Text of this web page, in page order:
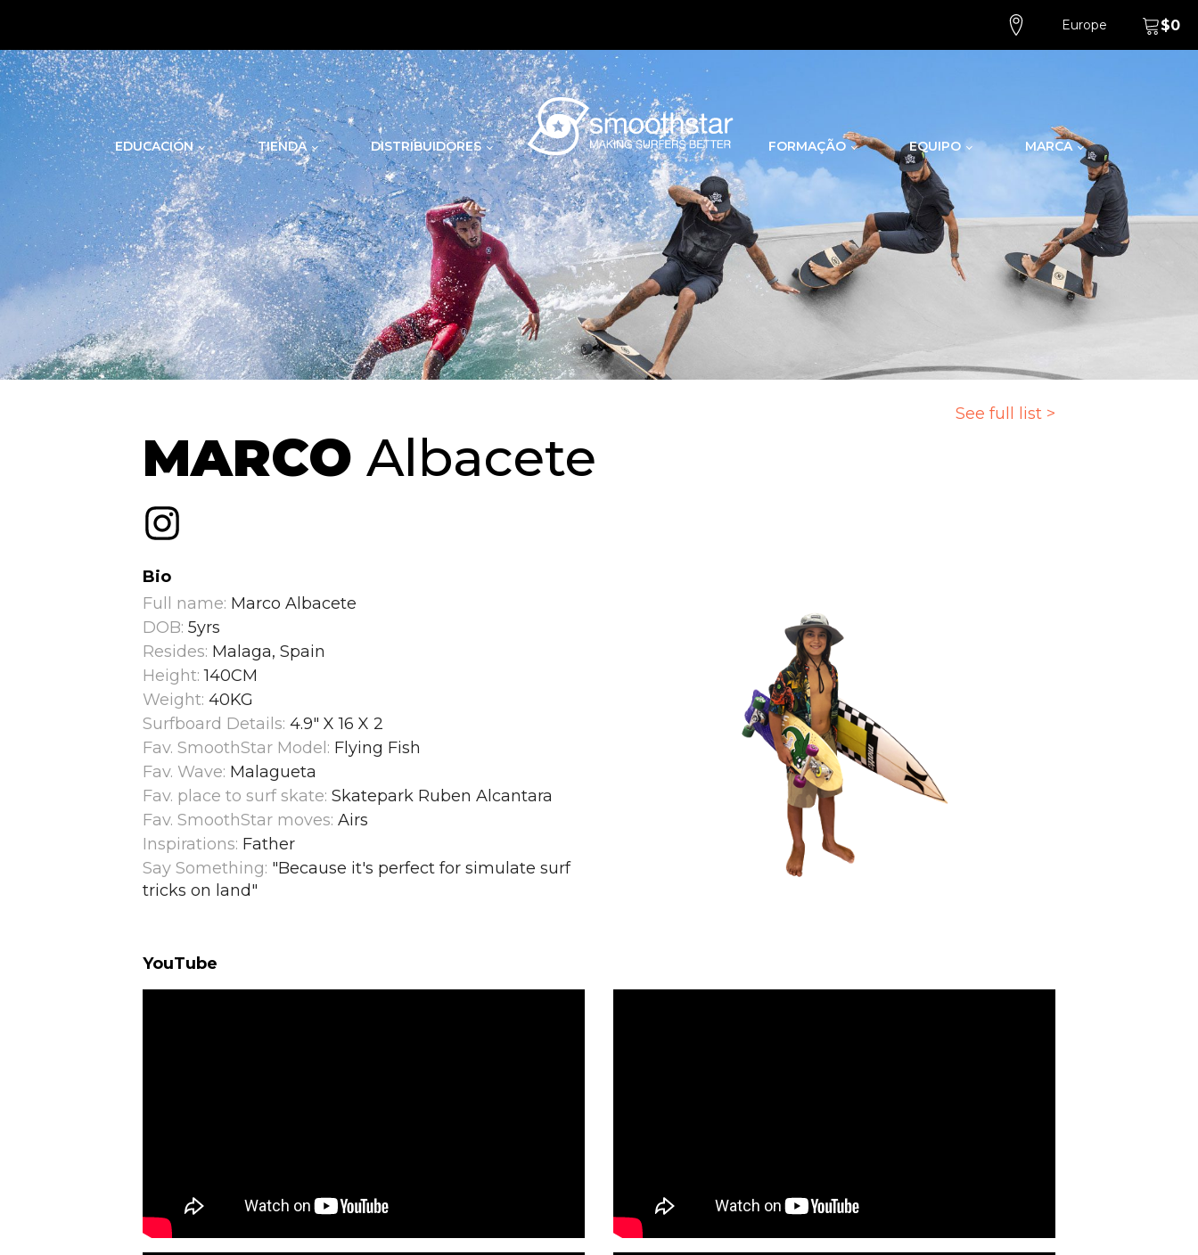
Europe $0
EDUCACIÓN TIENDA DISTRIBUIDORES FORMAÇÃO EQUIPO MARCA
See full list >
MARCO Albacete
Bio
Full name: Marco Albacete
DOB: 5yrs
Resides: Malaga, Spain
Height: 140CM
Weight: 40KG
Surfboard Details: 4.9" X 16 X 2
Fav. SmoothStar Model: Flying Fish
Fav. Wave: Malagueta
Fav. place to surf skate: Skatepark Ruben Alcantara
Fav. SmoothStar moves: Airs
Inspirations: Father
Say Something: "Because it's perfect for simulate surf
tricks on land"
YouTube